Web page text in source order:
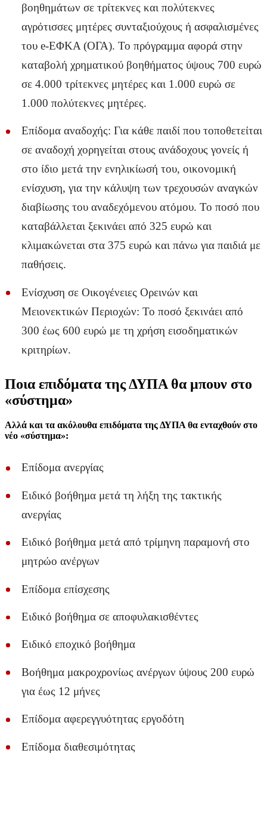
βοηθημάτων σε τρίτεκνες και πολύτεκνες
αγρότισσες μητέρες συνταξιούχους ή ασφαλισμένες
του e-ΕΦΚΑ (ΟΓΑ). Το πρόγραμμα αφορά στην
καταβολή χρηματικού βοηθήματος ύψους 700 ευρώ
σε 4.000 τρίτεκνες μητέρες και 1.000 ευρώ σε
1.000 πολύτεκνες μητέρες.
Επίδομα αναδοχής: Για κάθε παιδί που τοποθετείται
σε αναδοχή χορηγείται στους ανάδοχους γονείς ή
στο ίδιο μετά την ενηλικίωσή του, οικονομική
ενίσχυση, για την κάλυψη των τρεχουσών αναγκών
διαβίωσης του αναδεχόμενου ατόμου. Το ποσό που
καταβάλλεται ξεκινάει από 325 ευρώ και
κλιμακώνεται στα 375 ευρώ και πάνω για παιδιά με
παθήσεις.
Ενίσχυση σε Οικογένειες Ορεινών και
Μειονεκτικών Περιοχών: Το ποσό ξεκινάει από
300 έως 600 ευρώ με τη χρήση εισοδηματικών
κριτηρίων.
Ποια επιδόματα της ΔΥΠΑ θα μπουν στο
«σύστημα»
Αλλά και τα ακόλουθα επιδόματα της ΔΥΠΑ θα ενταχθούν στο
νέο «σύστημα»:
Επίδομα ανεργίας
Ειδικό βοήθημα μετά τη λήξη της τακτικής
ανεργίας
Ειδικό βοήθημα μετά από τρίμηνη παραμονή στο
μητρώο ανέργων
Επίδομα επίσχεσης
Ειδικό βοήθημα σε αποφυλακισθέντες
Ειδικό εποχικό βοήθημα
Βοήθημα μακροχρονίως ανέργων ύψους 200 ευρώ
για έως 12 μήνες
Επίδομα αφερεγγυότητας εργοδότη
Επίδομα διαθεσιμότητας